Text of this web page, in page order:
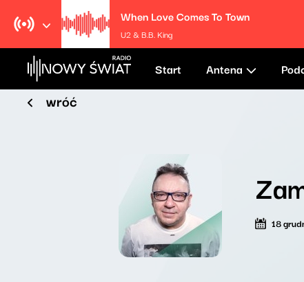
When Love Comes To Town
U2 & B.B. King
Start Antena
wróć
18